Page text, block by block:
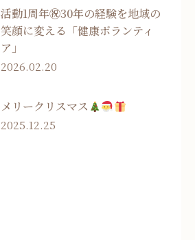
活動1周年㊗30年の経験を地域の
笑顔に変える「健康ボランティ
ア」
2026.02.20
メリークリスマス
2025.12.25